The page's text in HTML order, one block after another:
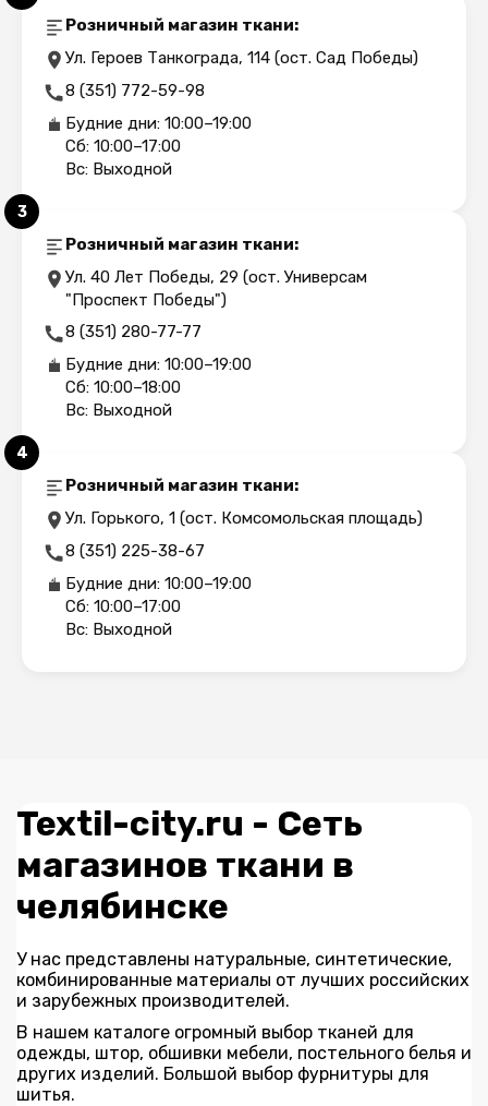
Розничный магазин ткани:
Ул. Героев Танкограда, 114 (ост. Сад Победы)
8 (351) 772-59-98
Будние дни: 10:00–19:00
Сб: 10:00–17:00
Вс: Выходной
3
Розничный магазин ткани:
Ул. 40 Лет Победы, 29 (ост. Универсам
"Проспект Победы")
8 (351) 280-77-77
Будние дни: 10:00–19:00
Сб: 10:00–18:00
Вс: Выходной
4
Розничный магазин ткани:
Ул. Горького, 1 (ост. Комсомольская площадь)
8 (351) 225-38-67
Будние дни: 10:00–19:00
Сб: 10:00–17:00
Вс: Выходной
Textil-city.ru - Сеть
магазинов ткани в
челябинске
У нас представлены натуральные, синтетические,
комбинированные материалы от лучших российских
и зарубежных производителей.
В нашем каталоге огромный выбор тканей для
одежды, штор, обшивки мебели, постельного белья и
других изделий. Большой выбор фурнитуры для
шитья.